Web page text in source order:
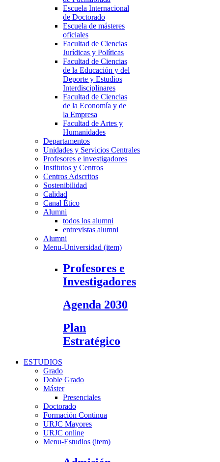
Escuela Internacional
de Doctorado
Escuela de másteres
oficiales
Facultad de Ciencias
Jurídicas y Políticas
Facultad de Ciencias
de la Educación y del
Deporte y Estudios
Interdisciplinares
Facultad de Ciencias
de la Economía y de
la Empresa
Facultad de Artes y
Humanidades
Departamentos
Unidades y Servicios Centrales
Profesores e investigadores
Institutos y Centros
Centros Adscritos
Sostenibilidad
Calidad
Canal Ético
Alumni
todos los alumni
entrevistas alumni
Alumni
Menu-Universidad (item)
Profesores e
Investigadores
Agenda 2030
Plan
Estratégico
ESTUDIOS
Grado
Doble Grado
Máster
Presenciales
Doctorado
Formación Continua
URJC Mayores
URJC online
Menu-Estudios (item)